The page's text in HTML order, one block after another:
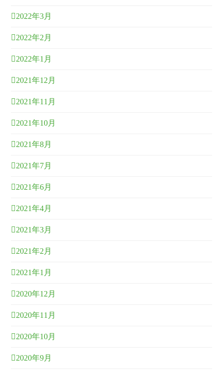
2022年3月
2022年2月
2022年1月
2021年12月
2021年11月
2021年10月
2021年8月
2021年7月
2021年6月
2021年4月
2021年3月
2021年2月
2021年1月
2020年12月
2020年11月
2020年10月
2020年9月